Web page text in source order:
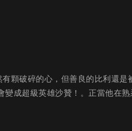
顆破碎的心，但善良的比利還是
成超級英雄沙贊！。正當他在熟